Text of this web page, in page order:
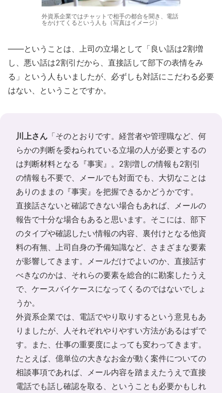
外資系企業ではチャットで相手の都合を聞き、電話
をかけてくるという人も（写真はイメージ）
――ということは、上司の立場として「良い話は2割増
し、悪い話は2割引だから、直接話して部下の表情をみ
る」という人もいましたが、必ずしも対話にこだわる必要
はない、ということですか。
川上さん 「そのとおりです。経営者や管理職など、何
らかの判断を委ねられている立場の人が必要とするの
は判断材料となる『事実』。2割増しの情報も2割引
の情報も不要で、メールでも対面でも、大切なことは
ありのままの『事実』を把握できるかどうかです。
直接話さないと確認できない場合もあれば、メールの
報告で十分な場合もあると思います。そこには、部下
のタイプや確認したい情報の内容、裏付けとなる他資
料の有無、上司自身の予備知識など、さまざまな要素
が影響してきます。メールだけでよいのか、直接話す
べきなのかは、それらの要素を総合的に勘案したうえ
で、ケースバイケースになってくるのではないでしょ
うか。
外資系企業では、電話でやり取りするという意見もあ
りましたが、人それぞれやりやすい方法があるはずで
す。また、仕事の重要度によっても変わってきます。
たとえば、億単位の大きなお金が動く案件についての
相談事項であれば、メール内容を踏まえたうえで直接
電話でも話し確認を取る、ということも必要かもしれ